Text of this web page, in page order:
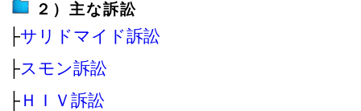
２）主な訴訟
├サリドマイド訴訟
├スモン訴訟
├ ＨＩＶ訴訟